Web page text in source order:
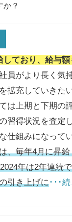
か？
しており、給与
員がより長く気
拡充していきた
は上期と下期の
習得状況を査定
仕組みになって
、毎年4月に昇
年は2年連続
引き上げに･･･